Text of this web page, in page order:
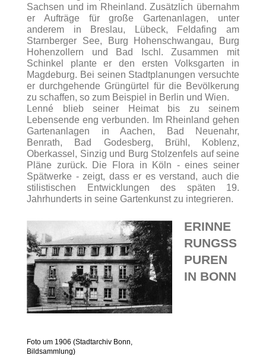
Sachsen und im Rheinland. Zusätzlich übernahm
er Aufträge für große Gartenanlagen, unter
anderem in Breslau, Lübeck, Feldafing am
Starnberger See, Burg Hohenschwangau, Burg
Hohenzollern und Bad Ischl. Zusammen mit
Schinkel plante er den ersten Volksgarten in
Magdeburg. Bei seinen Stadtplanungen versuchte
er durchgehende Grüngürtel für die Bevölkerung
zu schaffen, so zum Beispiel in Berlin und Wien.
Lenné blieb seiner Heimat bis zu seinem
Lebensende eng verbunden. Im Rheinland gehen
Gartenanlagen in Aachen, Bad Neuenahr,
Benrath, Bad Godesberg, Brühl, Koblenz,
Oberkassel, Sinzig und Burg Stolzenfels auf seine
Pläne zurück. Die Flora in Köln - eines seiner
Spätwerke - zeigt, dass er es verstand, auch die
stilistischen Entwicklungen des späten 19.
Jahrhunderts in seine Gartenkunst zu integrieren.
ERINNE
RUNGSS
PUREN
IN BONN
Foto um 1906 (Stadtarchiv Bonn,
Bildsammlung)